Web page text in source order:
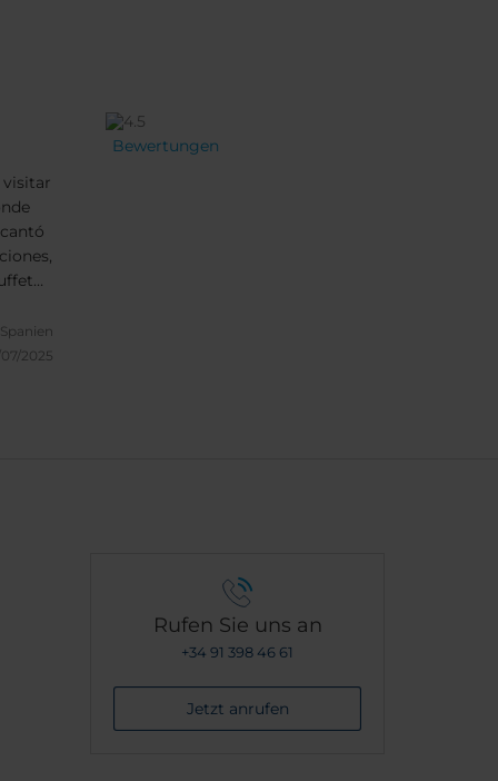
visitar
2025
Bewertungen
Rufen Sie uns an
+34 91 398 46 61
Jetzt anrufen